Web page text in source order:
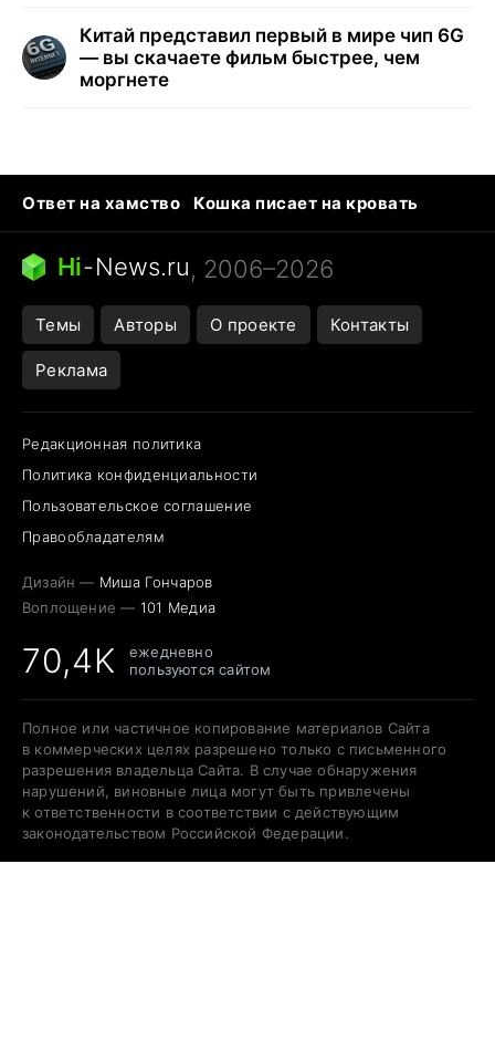
Китай представил первый в мире чип 6G
— вы скачаете фильм быстрее, чем
моргнете
Ответ на хамство
Кошка писает на кровать
Тунцы в океанариуме
Следующая пандемия
Ядовитые пауки России
Открытие в Google Maps
Hi-News.ru, 2006–2026
Темы Авторы О проекте Контакты
Реклама
Редакционная политика
Политика конфиденциальности
Пользовательское соглашение
Правообладателям
Дизайн — Миша Гончаров
Воплощение — 101 Медиа
70,4K
ежедневно
пользуются сайтом
Полное или частичное копирование материалов Сайта
в коммерческих целях разрешено только с письменного
разрешения владельца Сайта. В случае обнаружения
нарушений, виновные лица могут быть привлечены
к ответственности в соответствии с действующим
законодательством Российской Федерации.